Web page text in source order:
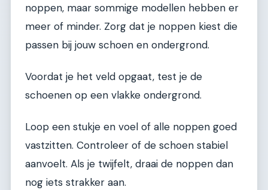
noppen, maar sommige modellen hebben er
meer of minder. Zorg dat je noppen kiest die
passen bij jouw schoen en ondergrond.
Voordat je het veld opgaat, test je de
schoenen op een vlakke ondergrond.
Loop een stukje en voel of alle noppen goed
vastzitten. Controleer of de schoen stabiel
aanvoelt. Als je twijfelt, draai de noppen dan
nog iets strakker aan.